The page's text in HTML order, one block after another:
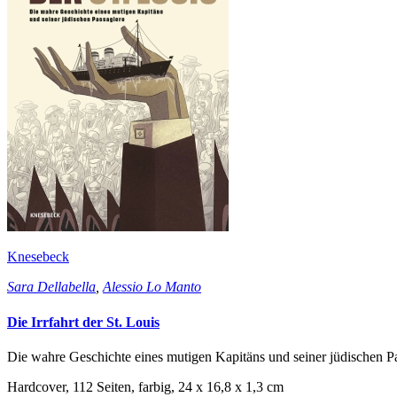
Knesebeck
Sara Dellabella,Alessio Lo Manto
Die Irrfahrt der St. Louis
Die wahre Geschichte eines mutigen Kapitäns und seiner jüdischen
Hardcover, 112 Seiten, farbig, 24 x 16,8 x 1,3 cm